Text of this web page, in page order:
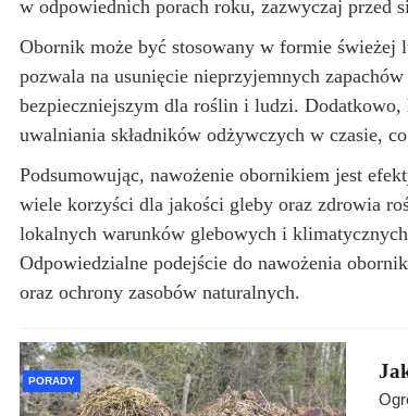
w odpowiednich porach roku, zazwyczaj przed
Obornik może być stosowany w formie świeżej
pozwala na usunięcie nieprzyjemnych
bezpieczniejszym dla roślin i ludzi. Dodatkowo,
uwalniania składników odżywczych w czasie,
Podsumowując, nawożenie obornikiem jest
wiele korzyści dla jakości gleby oraz zdrowia
lokalnych warunków glebowych i
Odpowiedzialne podejście do nawożenia
oraz ochrony zasobów naturalnych.
PORADY